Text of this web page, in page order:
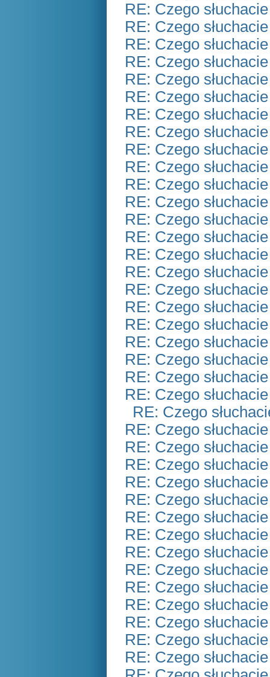
RE: Czego
RE: Czego
RE: Czego
RE: Czego
RE: Czego
RE: Czego
RE: Czego
RE: Czego
RE: Czego
RE: Czego
RE: Czego
RE: Czego
RE: Czego
RE: Czego
RE: Czego
RE: Czego
RE: Czego
RE: Czego
RE: Czego
RE: Czego
RE: Czego
RE: Czego
RE: Czego
RE: Czego
RE: Czego
RE: Czego
RE: Czego
RE: Czego
RE: Czego
RE: Czego
RE: Czego
RE: Czego
RE: Czego
RE: Czego
RE: Czego
RE: Czego
RE: Czego
RE: Czego